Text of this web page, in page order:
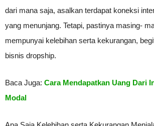
dari mana saja, asalkan terdapat koneksi
yang menunjang. Tetapi, pastinya masing-
mempunyai kelebihan serta kekurangan,
bisnis dropship.
Baca Juga: Cara Mendapatkan Uang Dari
Modal